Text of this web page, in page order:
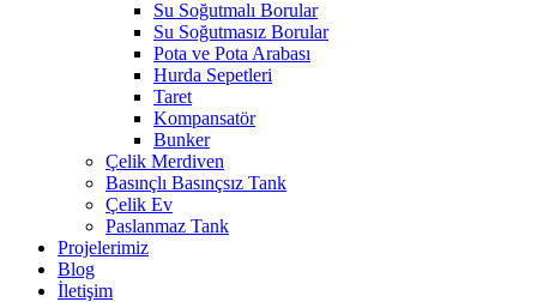
Su Soğutmalı Borular
Su Soğutmasız Borular
Pota ve Pota Arabası
Hurda Sepetleri
Taret
Kompansatör
Bunker
Çelik Merdiven
Basınçlı Basınçsız Tank
Çelik Ev
Paslanmaz Tank
Projelerimiz
Blog
İletişim